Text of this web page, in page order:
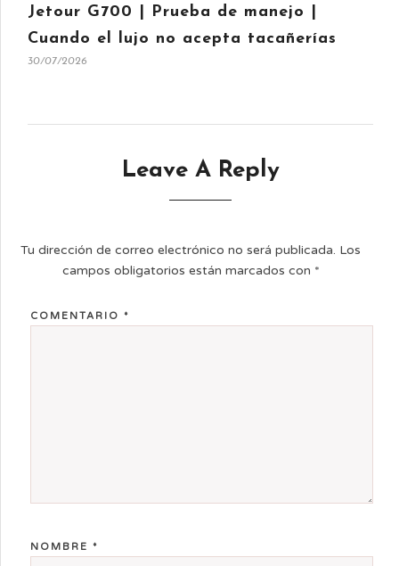
Jetour G700 | Prueba de manejo |
Cuando el lujo no acepta tacañerías
30/07/2026
Leave A Reply
Tu dirección de correo electrónico no será publicada. Los
campos obligatorios están marcados con *
COMENTARIO *
NOMBRE *